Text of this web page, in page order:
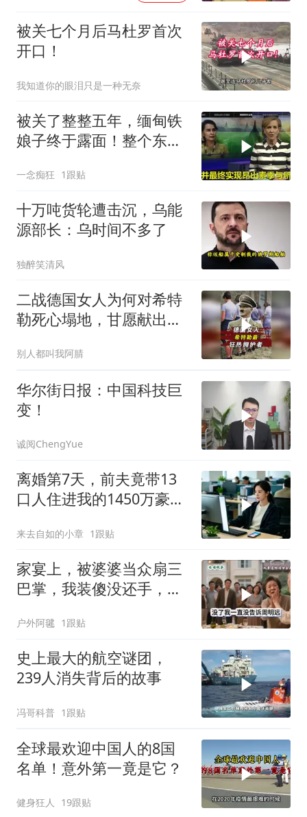
被关七个月后马杜罗首次
开口！
我知道你的眼泪只是一种无奈
被关了整整五年，缅甸铁
娘子终于露面！整个东南
一念痴狂 1跟贴
十万吨货轮遭击沉，乌能
源部长：乌时间不多了
独醉笑清风
二战德国女人为何对希特
勒死心塌地，甘愿献出一
别人都叫我阿腈
华尔街日报：中国科技巨
变！
诚阅ChengYue
离婚第7天，前夫竟带13
口人住进我的1450万豪
来去自如的小章 1跟贴
家宴上，被婆婆当众扇三
巴掌，我装傻没还手，悄
夫全家10人被新户主请出
家门
户外阿毽 1跟贴
史上最大的航空谜团，
239人消失背后的故事
冯哥科普 1跟贴
全球最欢迎中国人的8国
名单！意外第一竟是它？
健身狂人 19跟贴